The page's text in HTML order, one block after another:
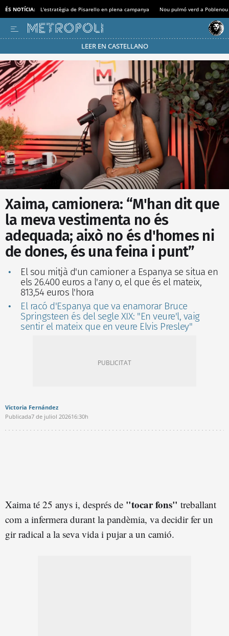
ÉS NOTÍCIA: L'estratègia de Pisarello en plena campanya Nou pulmó verd a Poblenou
LEER EN CASTELLANO
Passa’t al mode estalvi
Xaima, camionera: “M'han dit que
la meva vestimenta no és
adequada; això no és d'homes ni
de dones, és una feina i punt”
El sou mitjà d'un camioner a Espanya se situa en
els 26.400 euros a l'any o, el que és el mateix,
813,54 euros l'hora
El racó d'Espanya que va enamorar Bruce
Springsteen és del segle XIX: "En veure'l, vaig
sentir el mateix que en veure Elvis Presley"
Victoria Fernández
Publicada7 de juliol 202616:30h
Xaima té 25 anys i, després de "tocar fons" treballant
com a infermera durant la pandèmia, va decidir fer un
gir radical a la seva vida i pujar a un camió.